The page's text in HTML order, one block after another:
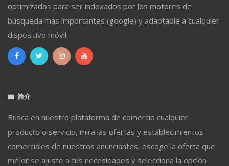
optimizados para ser indexados por los motores de
búsqueda más importantes (google) y adaptable a cualquier
dispositivo móvil.
简介
Busca en nuestro plataforma de comercio cualquier
producto o servicio, mira las ofertas y establecimientos
comerciales de nuestros anunciantes, escoge la oferta que
mejor se ajuste a tus necesidades y selecciona la opción